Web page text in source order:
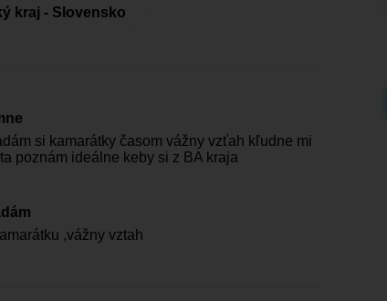
kraj - Slovensko
si kamarátky časom vážny vzťah kľudne mi
poznám ideálne keby si z BA kraja
,vážny vztah